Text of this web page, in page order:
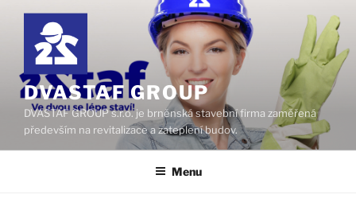
obsahu
DVASTAF GROUP
DVASTAF GROUP s.r.o. je brněnská stavební firma zaměřená
především na revitalizace a zateplení budov.
Menu